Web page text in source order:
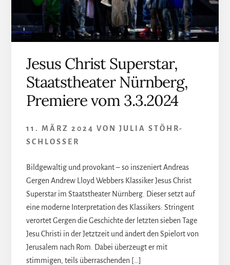
Jesus Christ Superstar,
Staatstheater Nürnberg,
Premiere vom 3.3.2024
11. MÄRZ 2024 VON JULIA STÖHR-
SCHLOSSER
Bildgewaltig und provokant – so inszeniert Andreas
Gergen Andrew Lloyd Webbers Klassiker Jesus Christ
Superstar im Staatstheater Nürnberg. Dieser setzt auf
eine moderne Interpretation des Klassikers: Stringent
verortet Gergen die Geschichte der letzten sieben Tage
Jesu Christi in der Jetztzeit und ändert den Spielort von
Jerusalem nach Rom. Dabei überzeugt er mit
stimmigen, teils überraschenden […]